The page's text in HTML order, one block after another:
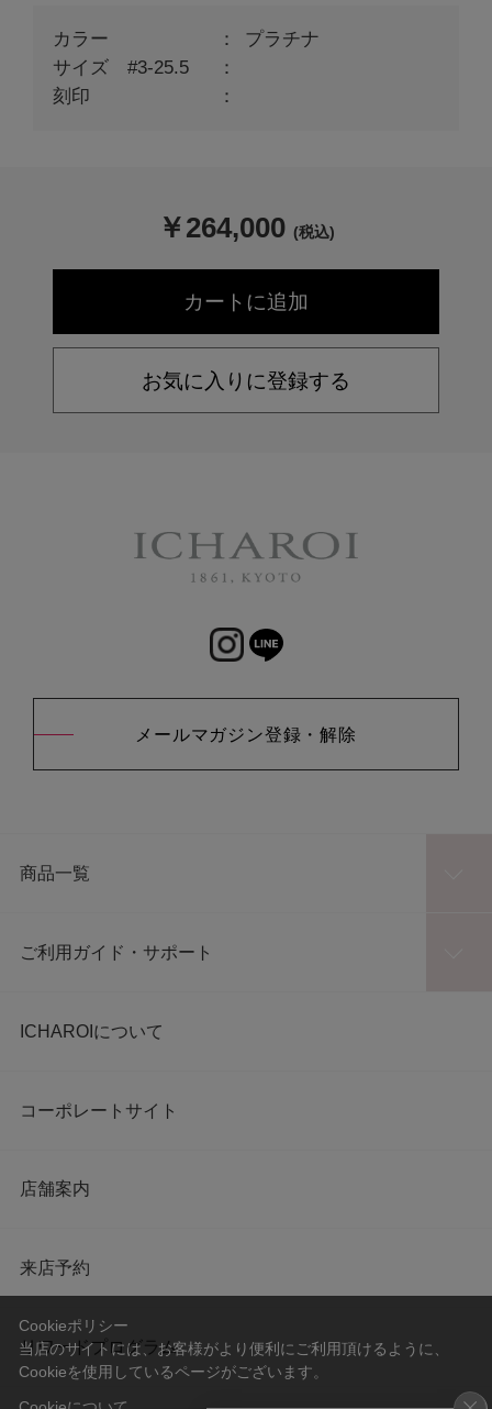
カラー
プラチナ
サイズ #3-25.5
刻印
￥264,000 (税込)
お気に入りに登録する
メールマガジン登録・解除
商品一覧
ご利用ガイド・サポート
ICHAROIについて
コーポレートサイト
店舗案内
来店予約
リワードプログラム
Cookieポリシー
当店のサイトには、お客様がより便利にご利用頂けるように、
Cookieを使用しているページがございます。